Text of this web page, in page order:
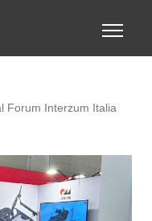
Toggle
Forum Interzum Italia